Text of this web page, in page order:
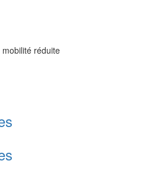
réduite